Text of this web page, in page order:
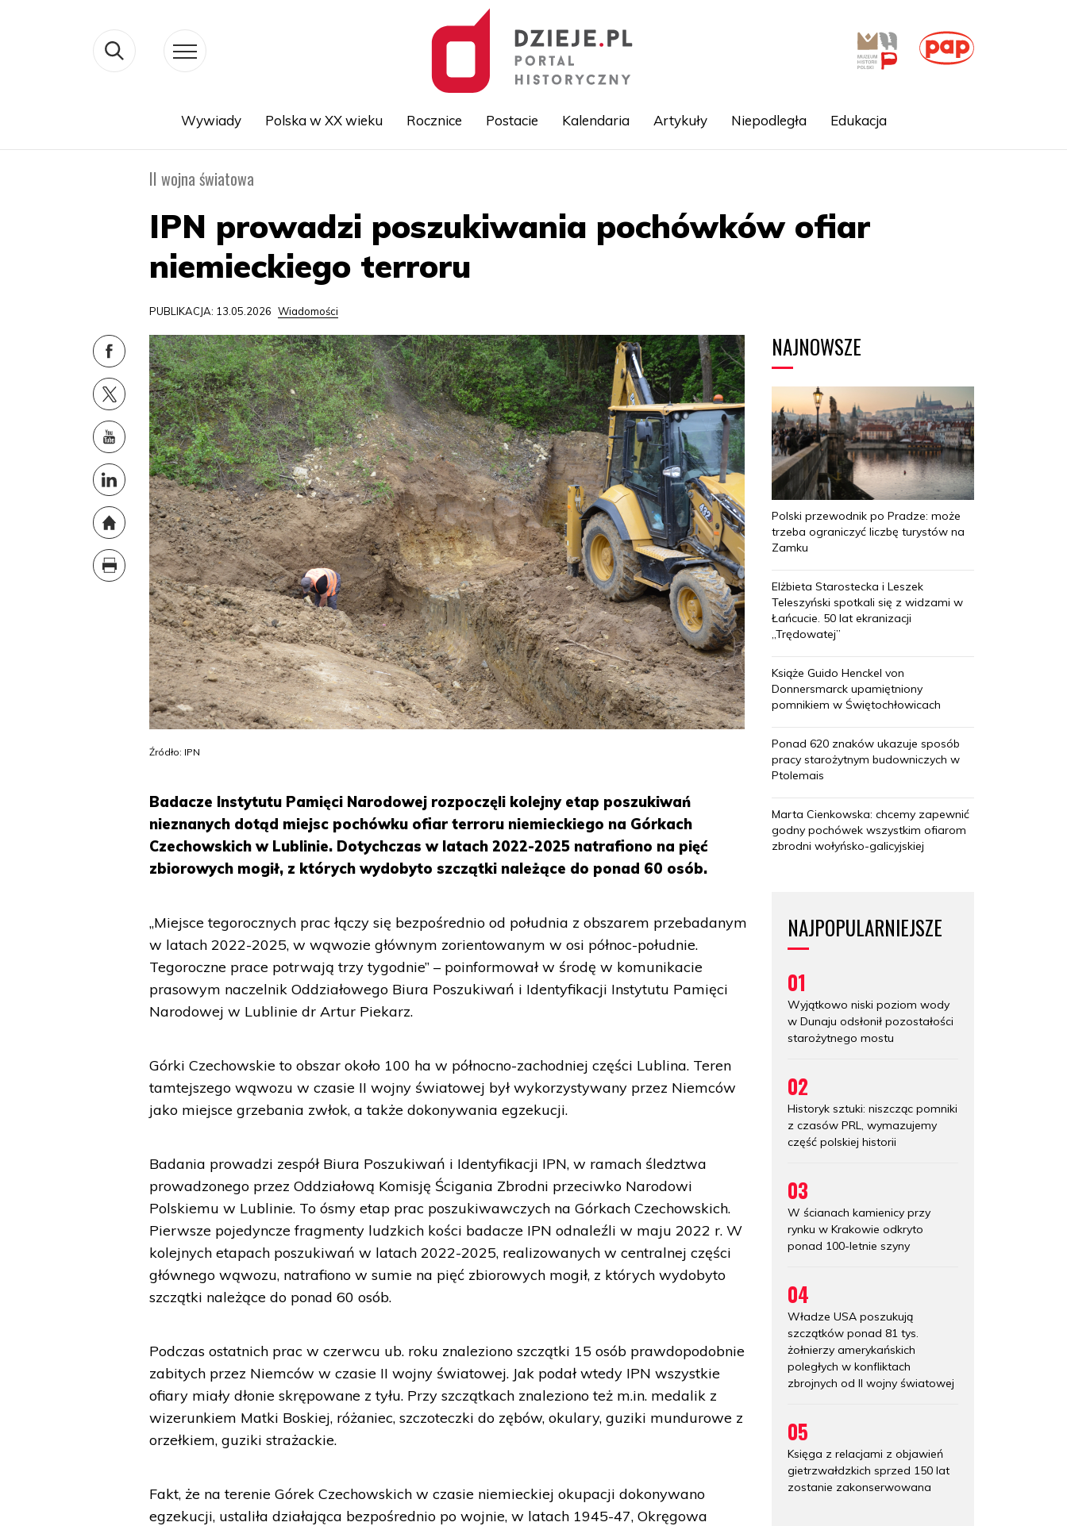
treści
Wywiady Polska w XX wieku Rocznice Postacie Kalendaria Artykuły Niepodległa Edukacja
II wojna światowa
IPN prowadzi poszukiwania pochówków ofiar
niemieckiego terroru
PUBLIKACJA: 13.05.2026 Wiadomości
Źródło: IPN
Badacze Instytutu Pamięci Narodowej rozpoczęli kolejny etap poszukiwań
nieznanych dotąd miejsc pochówku ofiar terroru niemieckiego na Górkach
Czechowskich w Lublinie. Dotychczas w latach 2022-2025 natrafiono na pięć
zbiorowych mogił, z których wydobyto szczątki należące do ponad 60 osób.
„Miejsce tegorocznych prac łączy się bezpośrednio od południa z obszarem przebadanym
w latach 2022-2025, w wąwozie głównym zorientowanym w osi północ-południe.
Tegoroczne prace potrwają trzy tygodnie” – poinformował w środę w komunikacie
prasowym naczelnik Oddziałowego Biura Poszukiwań i Identyfikacji Instytutu Pamięci
Narodowej w Lublinie dr Artur Piekarz.
Górki Czechowskie to obszar około 100 ha w północno-zachodniej części Lublina. Teren
tamtejszego wąwozu w czasie II wojny światowej był wykorzystywany przez Niemców
jako miejsce grzebania zwłok, a także dokonywania egzekucji.
Badania prowadzi zespół Biura Poszukiwań i Identyfikacji IPN, w ramach śledztwa
prowadzonego przez Oddziałową Komisję Ścigania Zbrodni przeciwko Narodowi
Polskiemu w Lublinie. To ósmy etap prac poszukiwawczych na Górkach Czechowskich.
Pierwsze pojedyncze fragmenty ludzkich kości badacze IPN odnaleźli w maju 2022 r. W
kolejnych etapach poszukiwań w latach 2022-2025, realizowanych w centralnej części
głównego wąwozu, natrafiono w sumie na pięć zbiorowych mogił, z których wydobyto
szczątki należące do ponad 60 osób.
Podczas ostatnich prac w czerwcu ub. roku znaleziono szczątki 15 osób prawdopodobnie
zabitych przez Niemców w czasie II wojny światowej. Jak podał wtedy IPN wszystkie
ofiary miały dłonie skrępowane z tyłu. Przy szczątkach znaleziono też m.in. medalik z
wizerunkiem Matki Boskiej, różaniec, szczoteczki do zębów, okulary, guziki mundurowe z
orzełkiem, guziki strażackie.
Fakt, że na terenie Górek Czechowskich w czasie niemieckiej okupacji dokonywano
egzekucji, ustaliła działająca bezpośrednio po wojnie, w latach 1945-47, Okręgowa
NAJNOWSZE
Polski przewodnik po Pradze: może
trzeba ograniczyć liczbę turystów na
Zamku
Elżbieta Starostecka i Leszek
Teleszyński spotkali się z widzami w
Łańcucie. 50 lat ekranizacji
„Trędowatej”
Książe Guido Henckel von
Donnersmarck upamiętniony
pomnikiem w Świętochłowicach
Ponad 620 znaków ukazuje sposób
pracy starożytnym budowniczych w
Ptolemais
Marta Cienkowska: chcemy zapewnić
godny pochówek wszystkim ofiarom
zbrodni wołyńsko-galicyjskiej
NAJPOPULARNIEJSZE
01
Wyjątkowo niski poziom wody
w Dunaju odsłonił pozostałości
starożytnego mostu
02
Historyk sztuki: niszcząc pomniki
z czasów PRL, wymazujemy
część polskiej historii
03
W ścianach kamienicy przy
rynku w Krakowie odkryto
ponad 100-letnie szyny
04
Władze USA poszukują
szczątków ponad 81 tys.
żołnierzy amerykańskich
poległych w konfliktach
zbrojnych od II wojny światowej
05
Księga z relacjami z objawień
gietrzwałdzkich sprzed 150 lat
zostanie zakonserwowana